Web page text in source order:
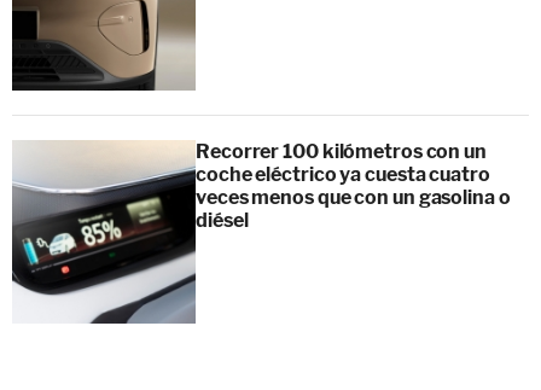
Recorrer 100 kilómetros con un
coche eléctrico ya cuesta cuatro
veces menos que con un gasolina o
diésel